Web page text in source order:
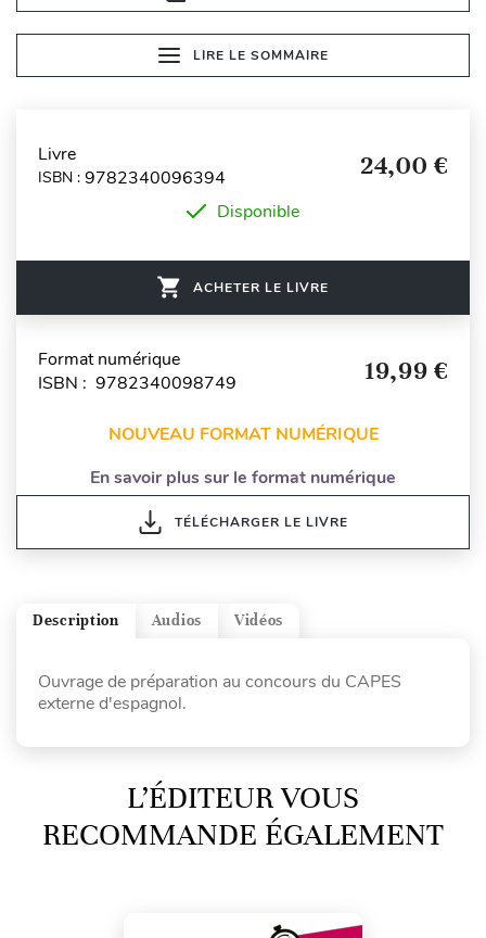
LIRE LE SOMMAIRE
Livre
ISBN : 9782340096394 24,00 €
Disponible
ACHETER LE LIVRE
Format numérique
ISBN : 9782340098749
19,99 €
NOUVEAU FORMAT NUMÉRIQUE
En savoir plus sur le format numérique
TÉLÉCHARGER LE LIVRE
Vidéos
Audios
Description
Ouvrage de préparation au concours du CAPES
externe d'espagnol.
L’ÉDITEUR VOUS
RECOMMANDE ÉGALEMENT